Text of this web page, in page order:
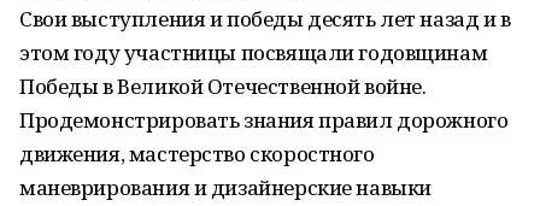
Свои выступления и победы десять лет назад и в
этом году участницы посвящали годовщинам
Победы в Великой Отечественной войне.
Продемонстрировать знания правил дорожного
движения, мастерство скоростного
маневрирования и дизайнерские навыки